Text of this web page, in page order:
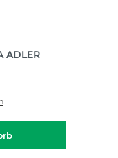
ADLER